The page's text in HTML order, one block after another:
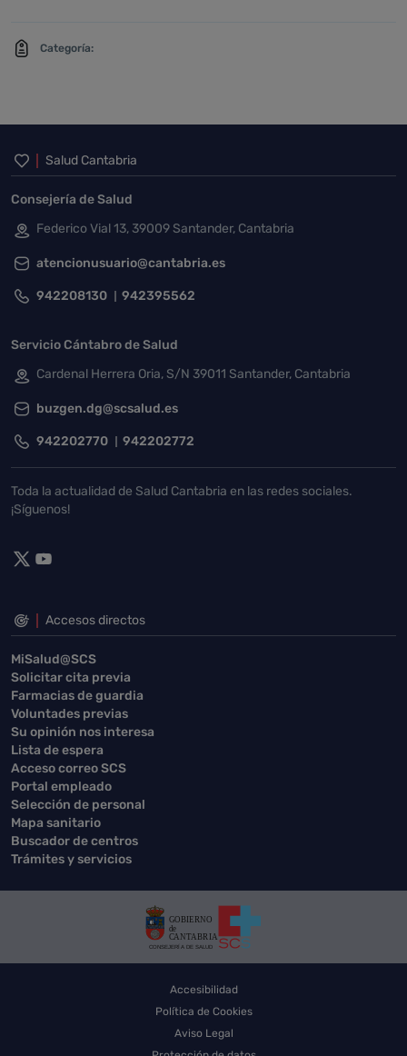
Categoría:
Inicio del pie de página
Salud Cantabria
Consejería de Salud
Federico Vial 13, 39009 Santander, Cantabria
atencionusuario@cantabria.es
942208130 942395562
Servicio Cántabro de Salud
Cardenal Herrera Oria, S/N 39011 Santander, Cantabria
buzgen.dg@scsalud.es
942202770 942202772
Toda la actualidad de Salud Cantabria en las redes sociales.
¡Síguenos!
Accesos directos
MiSalud@SCS
Solicitar cita previa
Farmacias de guardia
Voluntades previas
Su opinión nos interesa
Lista de espera
Acceso correo SCS
Portal empleado
Selección de personal
Mapa sanitario
Buscador de centros
Trámites y servicios
Accesibilidad
Política de Cookies
Aviso Legal